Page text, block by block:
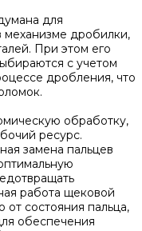
для
механизме дробилки,
При этом его
с учетом
дробления, что
обработку,
ресурс.
замена пальцев
работа щековой
состояния пальца,
обеспечения